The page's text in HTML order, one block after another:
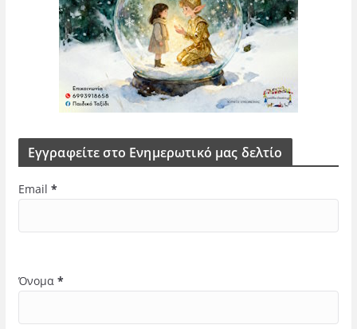
Εγγραφείτε στο Ενημερωτικό μας δελτίο
Email *
Όνομα *